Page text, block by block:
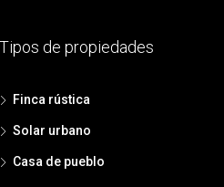
Tipos de propiedades
Finca rústica
Solar urbano
Casa de pueblo